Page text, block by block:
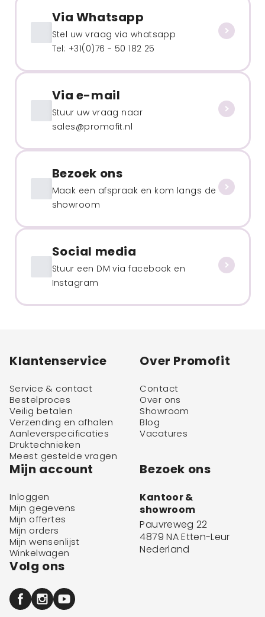
Via Whatsapp
Stel uw vraag via whatsapp
Tel: +31(0)76 - 50 182 25
Via e-mail
Stuur uw vraag naar
sales@promofit.nl
Bezoek ons
Maak een afspraak en kom langs de
showroom
Social media
Stuur een DM via facebook en
Instagram
Klantenservice
Service & contact
Bestelproces
Veilig betalen
Verzending en afhalen
Aanleverspecificaties
Druktechnieken
Meest gestelde vragen
Over Promofit
Contact
Over ons
Showroom
Blog
Vacatures
Mijn account
Inloggen
Mijn gegevens
Mijn offertes
Mijn orders
Mijn wensenlijst
Winkelwagen
Bezoek ons
Kantoor &
showroom
Pauvreweg 22
4879 NA Etten-Leur
Nederland
Volg ons